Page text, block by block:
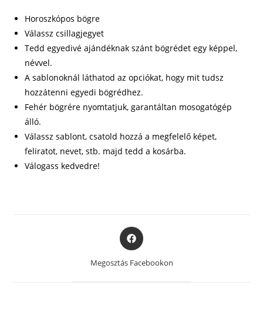
Horoszkópos bögre
Válassz csillagjegyet
Tedd egyedivé ajándéknak szánt bögrédet egy képpel,
névvel.
A sablonoknál láthatod az opciókat, hogy mit tudsz
hozzátenni egyedi bögrédhez.
Fehér bögrére nyomtatjuk, garantáltan mosogatógép
álló.
Válassz sablont, csatold hozzá a megfelelő képet,
feliratot, nevet, stb. majd tedd a kosárba.
Válogass kedvedre!
Opens
in
a
Megosztás Facebookon